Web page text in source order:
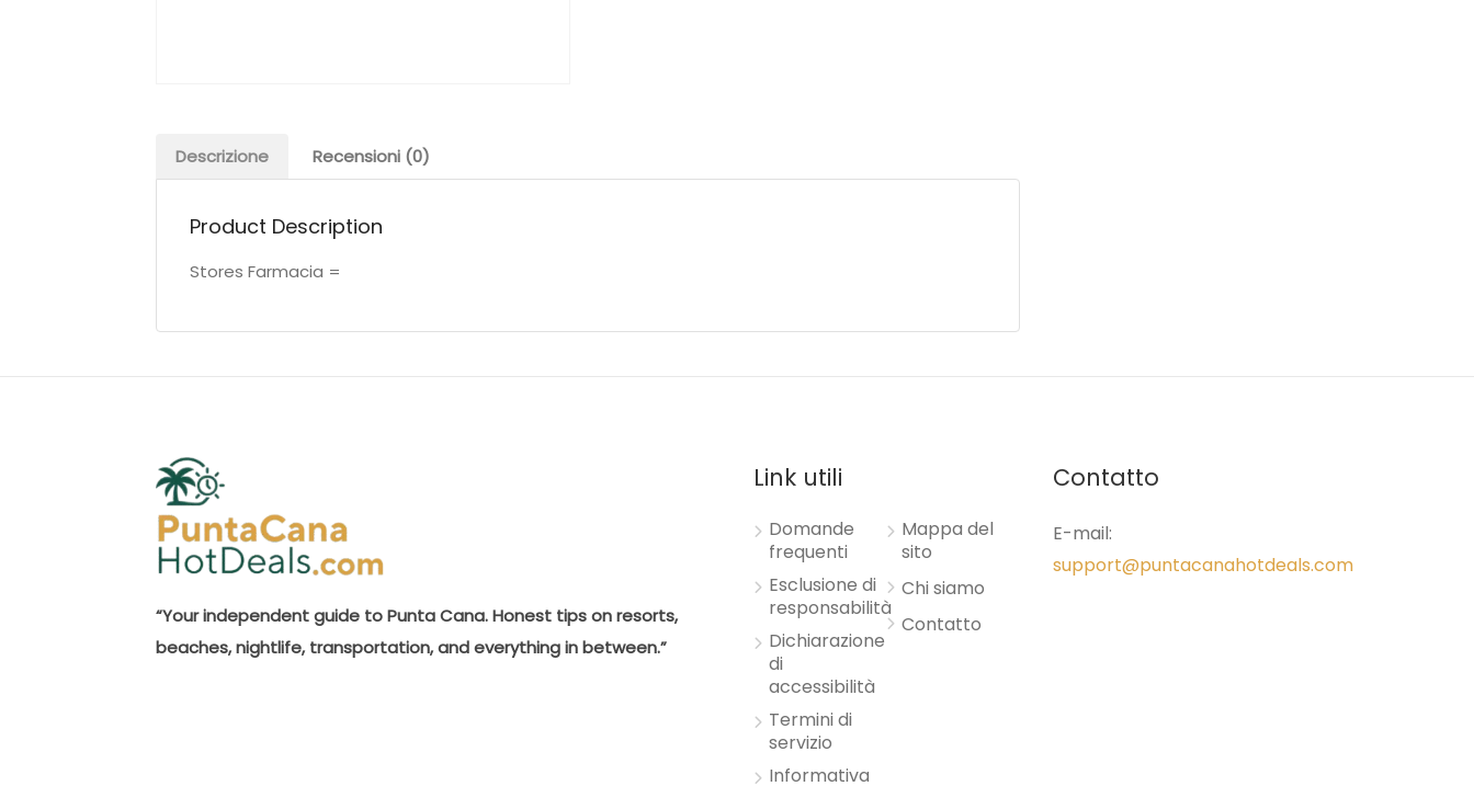
Descrizione Recensioni (0)
Product Description
Stores Farmacia =
“Your independent guide to Punta Cana. Honest tips on resorts,
beaches, nightlife, transportation, and everything in between.”
Link utili
Domande
frequenti
Esclusione di
responsabilità
Dichiarazione
di
accessibilità
Termini di
servizio
Informativa
Mappa del
sito
Chi siamo
Contatto
Contatto
E-mail:
support@puntacanahotdeals.com